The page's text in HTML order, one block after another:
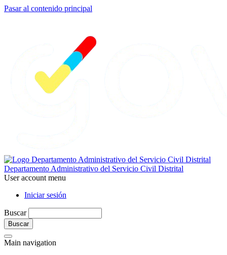
Pasar al contenido principal
Departamento Administrativo del Servicio Civil Distrital
User account menu
Iniciar sesión
Buscar
Main navigation